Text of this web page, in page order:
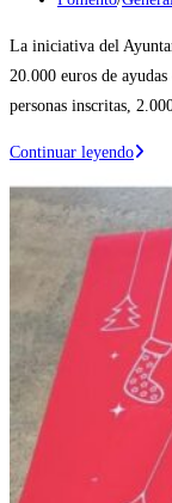
La iniciativa del
20.000 euros de
personas inscritas,
Continuar leyendoEl
Ejea
más
de
euros
ventas